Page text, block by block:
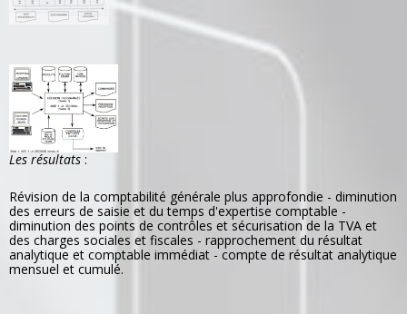
Les résultats :
Révision de la comptabilité générale plus approfondie - diminution
des erreurs de saisie et du temps d'expertise comptable -
diminution des points de contrôles et sécurisation de la TVA et
des charges sociales et fiscales - rapprochement du résultat
analytique et comptable immédiat - compte de résultat analytique
mensuel et cumulé.